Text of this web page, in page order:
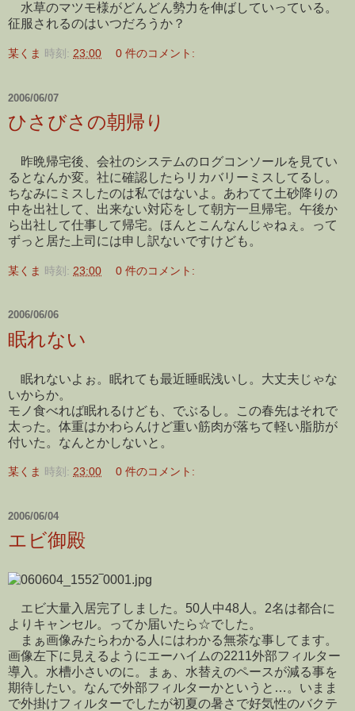
水草のマツモ様がどんどん勢力を伸ばしていっている。
征服されるのはいつだろうか？
某くま 時刻: 23:00 0 件のコメント:
2006/06/07
ひさびさの朝帰り
昨晩帰宅後、会社のシステムのログコンソールを見てい
るとなんか変。社に確認したらリカバリーミスしてるし。
ちなみにミスしたのは私ではないよ。あわてて土砂降りの
中を出社して、出来ない対応をして朝方一旦帰宅。午後か
ら出社して仕事して帰宅。ほんとこんなんじゃねぇ。って
ずっと居た上司には申し訳ないですけども。
某くま 時刻: 23:00 0 件のコメント:
2006/06/06
眠れない
眠れないよぉ。眠れても最近睡眠浅いし。大丈夫じゃな
いからか。
モノ食べれば眠れるけども、でぶるし。この春先はそれで
太った。体重はかわらんけど重い筋肉が落ちて軽い脂肪が
付いた。なんとかしないと。
某くま 時刻: 23:00 0 件のコメント:
2006/06/04
エビ御殿
エビ大量入居完了しました。50人中48人。2名は都合に
よりキャンセル。ってか届いたら☆でした。
まぁ画像みたらわかる人にはわかる無茶な事してます。
画像左下に見えるようにエーハイムの2211外部フィルター
導入。水槽小さいのに。まぁ、水替えのペースが減る事を
期待したい。なんで外部フィルターかというと…。いまま
で外掛けフィルターでしたが初夏の暑さで好気性のバクテ